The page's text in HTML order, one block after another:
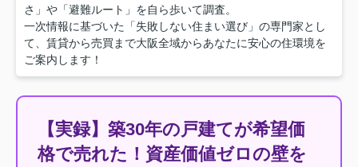
さ」や「避難ルート」を自ら歩いて調査。
一次情報に基づいた「失敗しない住まい選び」の専門家とし
て、賃貸から売買まで大阪全域からあなたに安心の住環境を
ご案内します！
【実録】築30年の戸建てが希望価
格で売れた！資産価値ゼロの壁を